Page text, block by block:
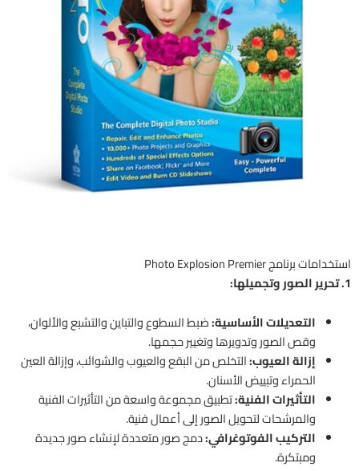
استخدامات برنامج Photo Explosion Premier
1. تحرير الصور وتجميلها:
التعديلات الأساسية:ضبط السطوع والتباين والتشبع والألوان،
وقص الصور وتدويرها وتغيير حجمها.
إزالة العيوب:التخلص من البقع والعيوب والشوائب، وإزالة العين
الحمراء وتبييض الأسنان.
التأثيرات الفنية:تطبيق مجموعة واسعة من التأثيرات الفنية
والمرشحات لتحويل الصور إلى أعمال فنية.
التركيب الفوتوغرافي:دمج صور متعددة لإنشاء صور جديدة
ومبتكرة.